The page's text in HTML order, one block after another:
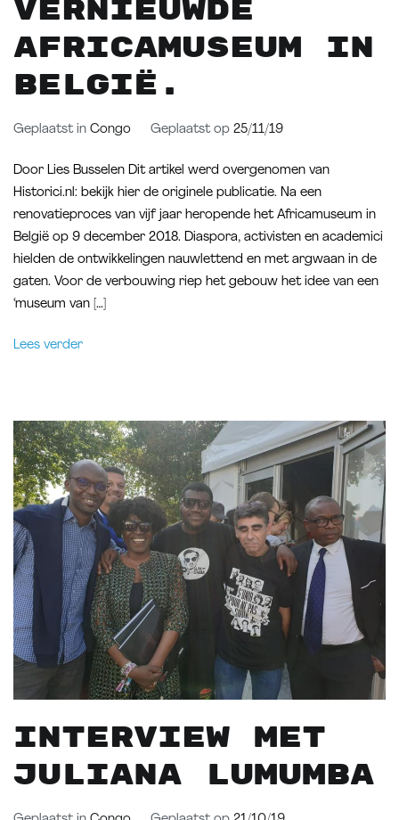
vernieuwde
Africamuseum in
België.
Geplaatst in Congo Geplaatst op 25/11/19
Door Lies Busselen Dit artikel werd overgenomen van
Historici.nl: bekijk hier de originele publicatie. Na een
renovatieproces van vijf jaar heropende het Africamuseum in
België op 9 december 2018. Diaspora, activisten en academici
hielden de ontwikkelingen nauwlettend en met argwaan in de
gaten. Voor de verbouwing riep het gebouw het idee van een
‘museum van […]
Lees verder
Interview met
Juliana Lumumba